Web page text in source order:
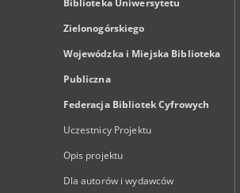
Biblioteka Uniwersytetu
Zielonogórskiego
Wojewódzka i Miejska Biblioteka
Publiczna
Federacja Bibliotek Cyfrowych
Uczestnicy Projektu
Opis projektu
Dla autorów i wydawców